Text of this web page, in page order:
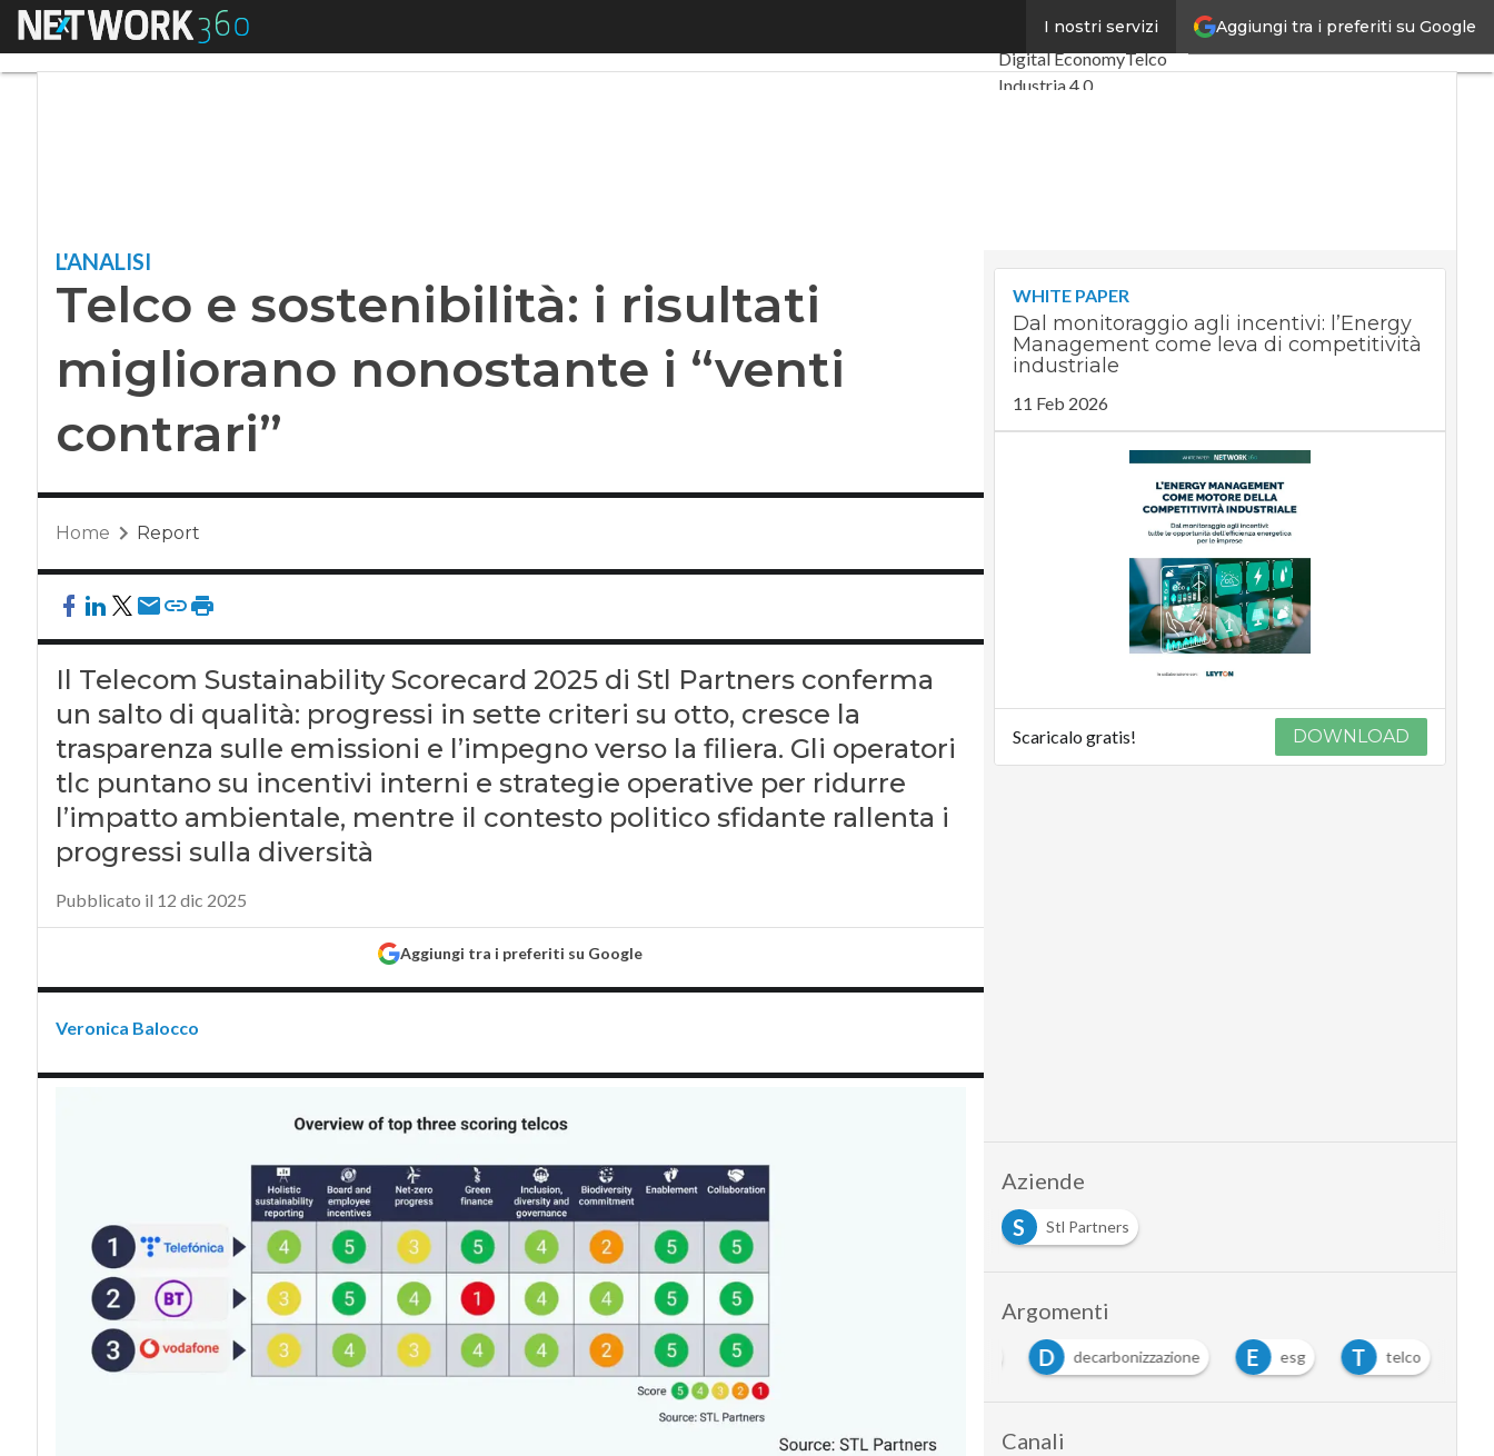
Aggiungi tra i preferiti su Google
I nostri servizi
Menu
Ultimi articoli
Digital EconomyTelco
Industria 4.0
PodcastPrivacy
L'ANALISI
Telco e sostenibilità: i risultati
migliorano nonostante i “venti
contrari”
Home Report
Il Telecom Sustainability Scorecard 2025 di Stl Partners conferma
un salto di qualità: progressi in sette criteri su otto, cresce la
trasparenza sulle emissioni e l’impegno verso la filiera. Gli operatori
tlc puntano su incentivi interni e strategie operative per ridurre
l’impatto ambientale, mentre il contesto politico sfidante rallenta i
progressi sulla diversità
Pubblicato il 12 dic 2025
Aggiungi tra i preferiti su Google
Veronica Balocco
WHITE PAPER
Dal monitoraggio agli incentivi: l’Energy
Management come leva di competitività
industriale
11 Feb 2026
Scaricalo gratis! DOWNLOAD
Aziende
S
Stl Partners
Argomenti
D decarbonizzazione E esg T telco
Canali